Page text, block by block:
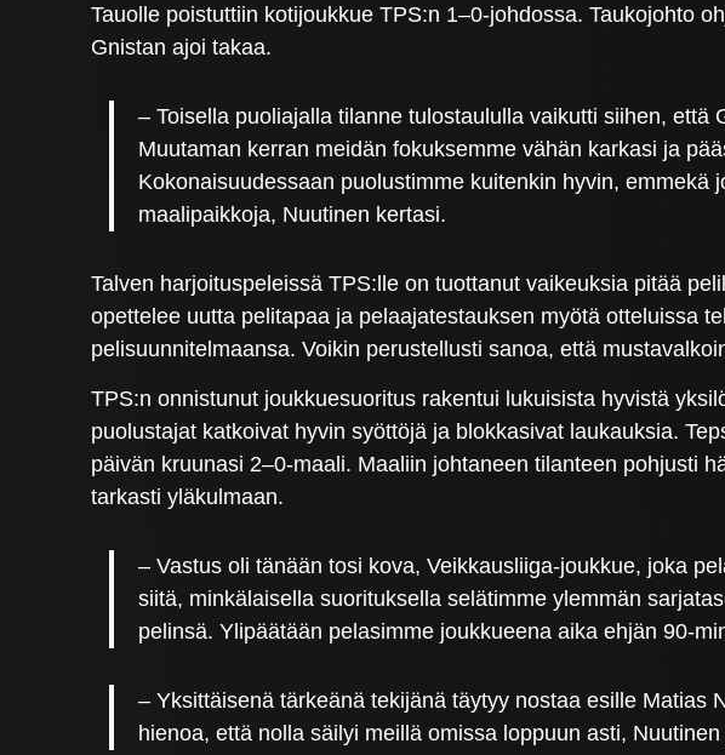
Tauolle poistuttiin kotijoukkue TPS:n 1–0-johdossa. Taukojohto
Gnistan ajoi takaa.
– Toisella puoliajalla tilanne tulostaululla vaikutti siihen,
Muutaman kerran meidän fokuksemme vähän karkasi ja
Kokonaisuudessaan puolustimme kuitenkin hyvin,
maalipaikkoja, Nuutinen kertasi.
Talven harjoituspeleissä TPS:lle on tuottanut vaikeuksia pitää
opettelee uutta pelitapaa ja pelaajatestauksen myötä otteluissa
pelisuunnitelmaansa. Voikin perustellusti sanoa, että
TPS:n onnistunut joukkuesuoritus rakentui lukuisista hyvistä
puolustajat katkoivat hyvin syöttöjä ja blokkasivat laukauksia.
päivän kruunasi 2–0-maali. Maaliin johtaneen tilanteen pohjusti
tarkasti yläkulmaan.
– Vastus oli tänään tosi kova, Veikkausliiga-joukkue, joka
siitä, minkälaisella suorituksella selätimme ylemmän
pelinsä. Ylipäätään pelasimme joukkueena aika ehjän 90-
– Yksittäisenä tärkeänä tekijänä täytyy nostaa esille Matias
hienoa, että nolla säilyi meillä omissa loppuun asti, Nuutinen